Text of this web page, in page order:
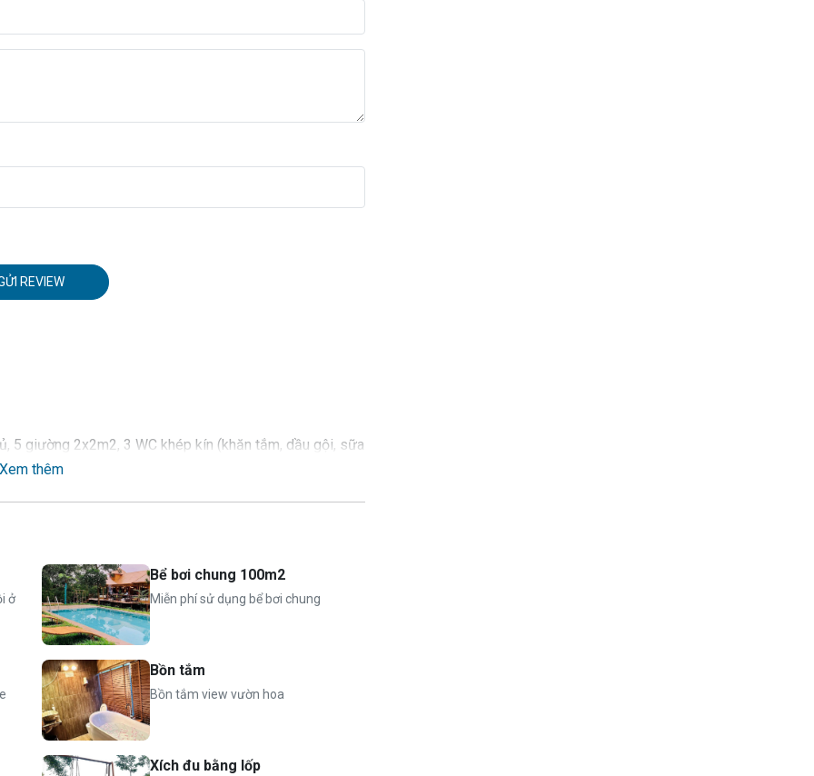
REVIEW
5 giường 2x2m2, 3 WC khép kín (khăn tắm, dầu gội, sữa
(phòng khách)
(02 bếp điện, nồi, chảo, dao, thớt, bát, đũa, đĩa, thìa, cốc,
gỗ lớn trong khu bếp
Xem thêm
ở
Bể bơi chung 100m2
Miễn phí sử dụng bể bơi chung
Bồn tắm
Bồn tắm view vườn hoa
Xích đu bằng lốp